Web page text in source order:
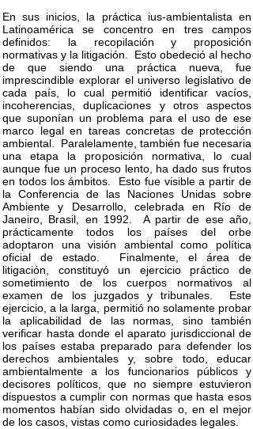
En sus inicios, la práctica ius-ambientalista en
Latinoamérica se concentro en tres campos
definidos: la recopilación y proposición
normativas y la litigación. Esto obedeció al hecho
de que siendo una práctica nueva, fue
imprescindible explorar el universo legislativo de
cada país, lo cual permitió identificar vacíos,
incoherencias, duplicaciones y otros aspectos
que suponían un problema para el uso de ese
marco legal en tareas concretas de protección
ambiental. Paralelamente, también fue necesaria
una etapa la proposición normativa, lo cual
aunque fue un proceso lento, ha dado sus frutos
en todos los ámbitos. Esto fue visible a partir de
la Conferencia de las Naciones Unidas sobre
Ambiente y Desarrollo, celebrada en Río de
Janeiro, Brasil, en 1992. A partir de ese año,
prácticamente todos los países del orbe
adoptaron una visión ambiental como política
oficial de estado. Finalmente, el área de
litigación, constituyó un ejercicio práctico de
sometimiento de los cuerpos normativos al
examen de los juzgados y tribunales. Este
ejercicio, a la larga, permitió no solamente probar
la aplicabilidad de las normas, sino también
verificar hasta donde el aparato jurisdiccional de
los países estaba preparado para defender los
derechos ambientales y, sobre todo, educar
ambientalmente a los funcionarios públicos y
decisores políticos, que no siempre estuvieron
dispuestos a cumplir con normas que hasta esos
momentos habían sido olvidadas o, en el mejor
de los casos, vistas como curiosidades legales.